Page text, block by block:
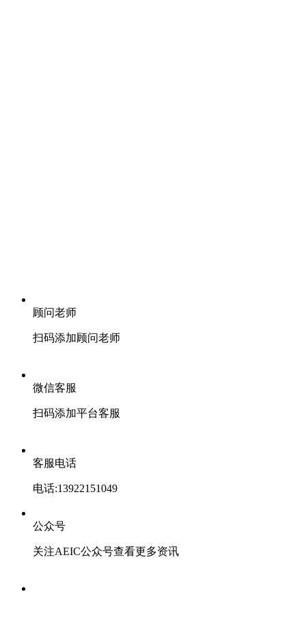
顾问老师
扫码添加顾问老师
微信客服
扫码添加平台客服
客服电话
电话:13922151049
公众号
关注AEIC公众号查看更多资讯